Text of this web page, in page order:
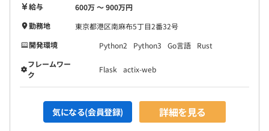
給与
600万 〜 900万円
勤務地
東京都港区南麻布5丁目2番32号
開発環境
Python2 Python3 Go言語
Rust
フレームワー
ク
Flask actix-web
気になる(会員登録) 詳細を見る